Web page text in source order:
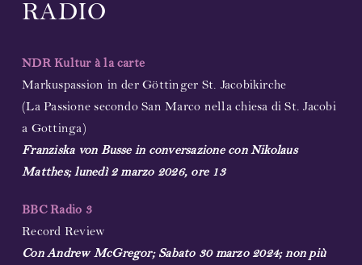
RADIO
NDR Kultur à la carte
Markuspassion in der Göttinger St. Jacobikirche
(La Passione secondo San Marco nella chiesa di St. Jacobi
a Gottinga)
Franziska von Busse in conversazione con Nikolaus
Matthes; lunedì 2 marzo 2026, ore 13
BBC Radio 3
Record Review
Con Andrew McGregor; Sabato 30 marzo 2024; non più